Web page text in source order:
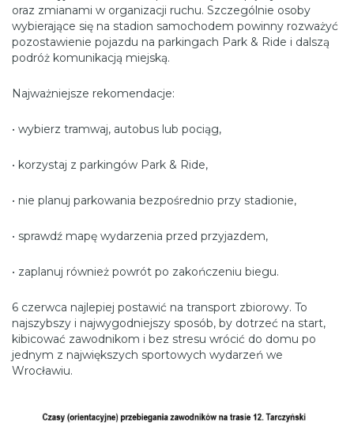
oraz zmianami w organizacji ruchu. Szczególnie osoby
wybierające się na stadion samochodem powinny rozważyć
pozostawienie pojazdu na parkingach Park & Ride i dalszą
podróż komunikacją miejską.
Najważniejsze rekomendacje:
• wybierz tramwaj, autobus lub pociąg,
• korzystaj z parkingów Park & Ride,
• nie planuj parkowania bezpośrednio przy stadionie,
• sprawdź mapę wydarzenia przed przyjazdem,
• zaplanuj również powrót po zakończeniu biegu.
6 czerwca najlepiej postawić na transport zbiorowy. To
najszybszy i najwygodniejszy sposób, by dotrzeć na start,
kibicować zawodnikom i bez stresu wrócić do domu po
jednym z największych sportowych wydarzeń we
Wrocławiu.